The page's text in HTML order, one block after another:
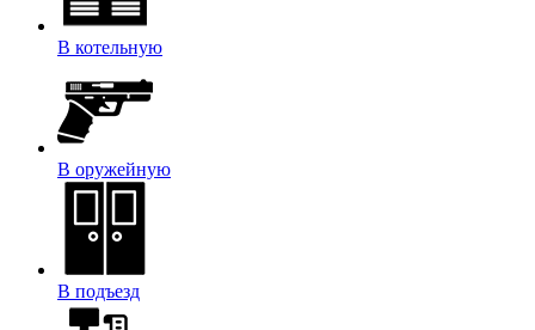
В котельную
В оружейную
В подъезд